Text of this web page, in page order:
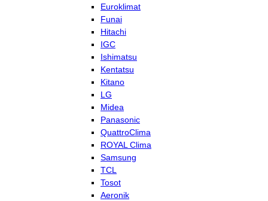
Euroklimat
Funai
Hitachi
IGC
Ishimatsu
Kentatsu
Kitano
LG
Midea
Panasonic
QuattroClima
ROYAL Clima
Samsung
TCL
Tosot
Aeronik